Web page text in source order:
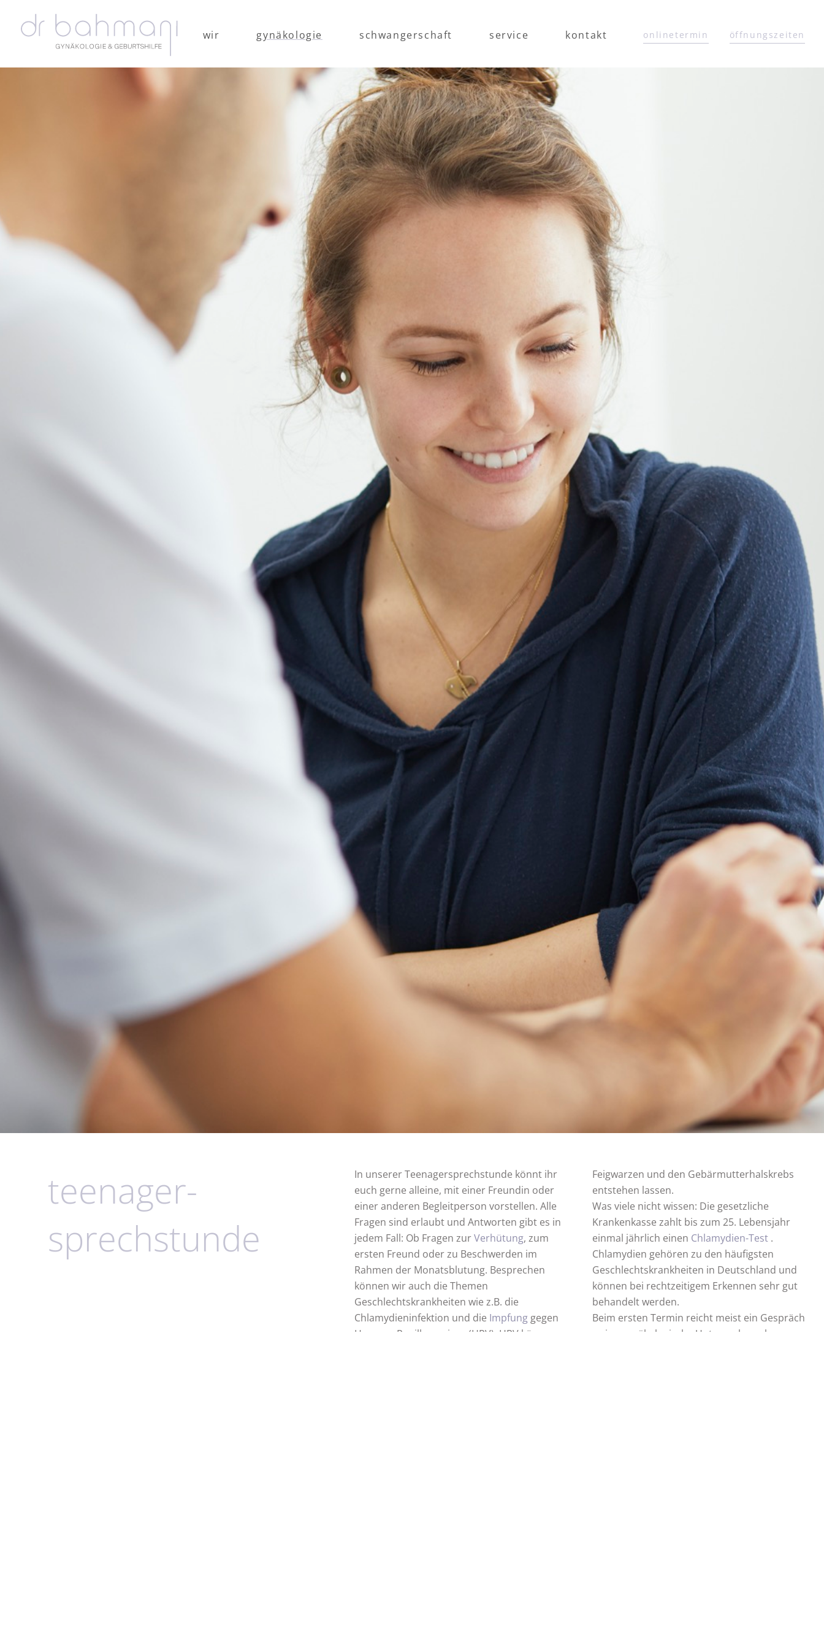
wir gynäkologie schwangerschaft service kontakt onlinetermin öffnungszeiten
teenager-
sprechstunde
In unserer Teenagersprechstunde könnt ihr
euch gerne alleine, mit einer Freundin oder
einer anderen Begleitperson vorstellen. Alle
Fragen sind erlaubt und Antworten gibt es in
jedem Fall: Ob Fragen zurVerhütung, zum
ersten Freund oder zu Beschwerden im
Rahmen der Monatsblutung. Besprechen
können wir auch die Themen
Geschlechtskrankheiten wie z.B. die
Chlamydieninfektion und die Impfunggegen
Humane Papillomaviren (HPV). HPV können
Feigwarzen und den Gebärmutterhalskrebs
entstehen lassen.
Was viele nicht wissen: Die gesetzliche
Krankenkasse zahlt bis zum 25. Lebensjahr
einmal jährlich einen Chlamydien-Test .
Chlamydien gehören zu den häufigsten
Geschlechtskrankheiten in Deutschland und
können bei rechtzeitigem Erkennen sehr gut
behandelt werden.
Beim ersten Termin reicht meist ein Gespräch
– eine gynäkologische Untersuchung kann zu